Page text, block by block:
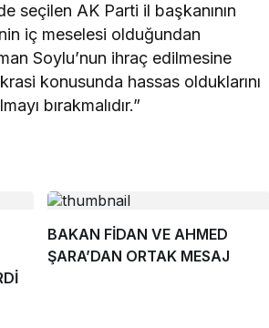
seçilen AK Parti il başkanının
iç meselesi olduğundan
Soylu’nun ihraç edilmesine
konusunda hassas olduklarını
bırakmalıdır.”
BAKAN FİDAN VE AHMED
ŞARA’DAN ORTAK MESAJ